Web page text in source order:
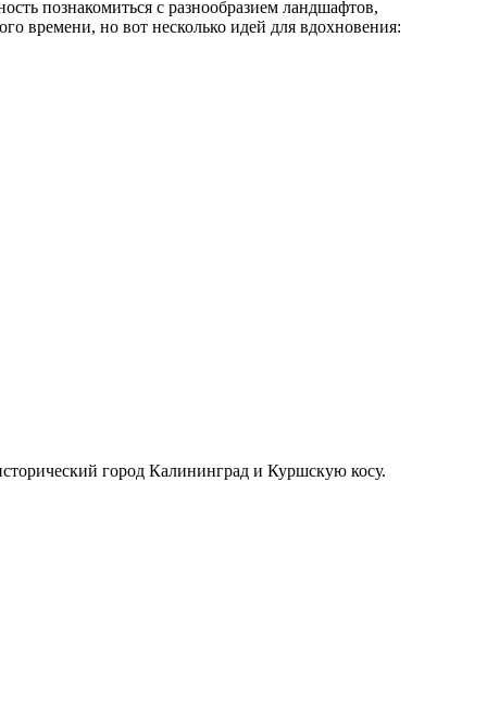
познакомиться с разнообразием ландшафтов,
времени, но вот несколько идей для вдохновения:
город Калининград и Куршскую косу.